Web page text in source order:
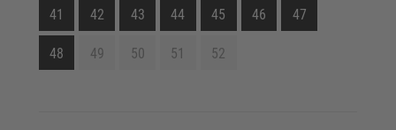
41 42 43 44 45 46 47
48 49 50 51 52